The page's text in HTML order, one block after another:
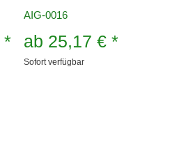
*
AIG-0016
ab 25,17 €*
Sofort verfügbar